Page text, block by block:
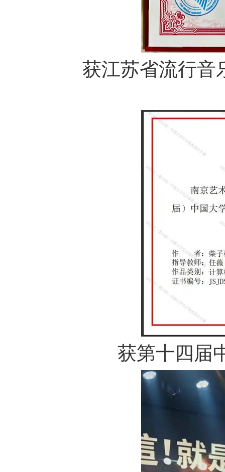
获江苏省流行音
获第十四届